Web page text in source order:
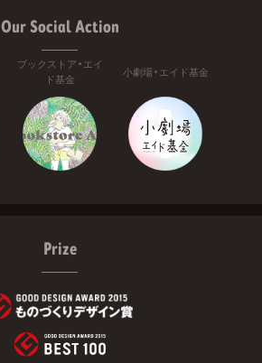
Our Social Action
ブックストア・エイ
ド基金
小劇場・エイド基金
Prize